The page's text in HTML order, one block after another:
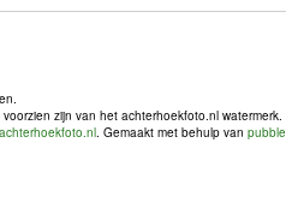
zijn van het achterhoekfoto.nl watermerk.
. Gemaakt met behulp van pubble